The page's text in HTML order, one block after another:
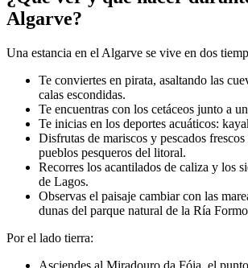
Algarve?
Una estancia en el Algarve se vive en dos
Te conviertes en pirata, asaltando las
calas escondidas.
Te encuentras con los cetáceos junto a
Te inicias en los deportes acuáticos:
Disfrutas de mariscos y pescados
pueblos pesqueros del litoral.
Recorres los acantilados de caliza y los
de Lagos.
Observas el paisaje cambiar con las
dunas del parque natural de la Ría
Por el lado tierra:
Asciendes al Miradouro da Fóia, el